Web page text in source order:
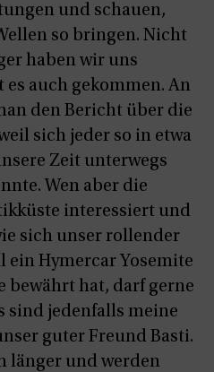
und schauen,
so bringen. Nicht
haben wir uns
auch gekommen. An
den Bericht über die
sich jeder so in etwa
Zeit unterwegs
Wen aber die
interessiert und
sich unser rollender
ein Hymercar Yosemite
bewährt hat, darf gerne
sind jedenfalls meine
guter Freund Basti.
länger und werden